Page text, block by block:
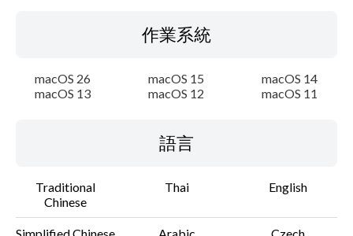
更新歷史記錄
設置說明
作業系統
macOS 26 macOS 15
macOS 14
macOS 13
macOS 12 macOS 11
語言
Traditional
Chinese
Thai English